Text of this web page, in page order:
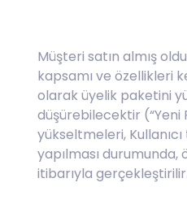
Müşteri satın almış
kapsamı ve özellikleri
olarak üyelik paketini
düşürebilecektir (“Yeni
yükseltmeleri,
yapılması durumunda,
itibarıyla gerçekleştirilir.